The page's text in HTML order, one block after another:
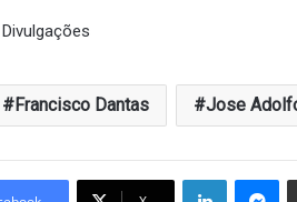
Francisco Dantas Jose
Linkedin